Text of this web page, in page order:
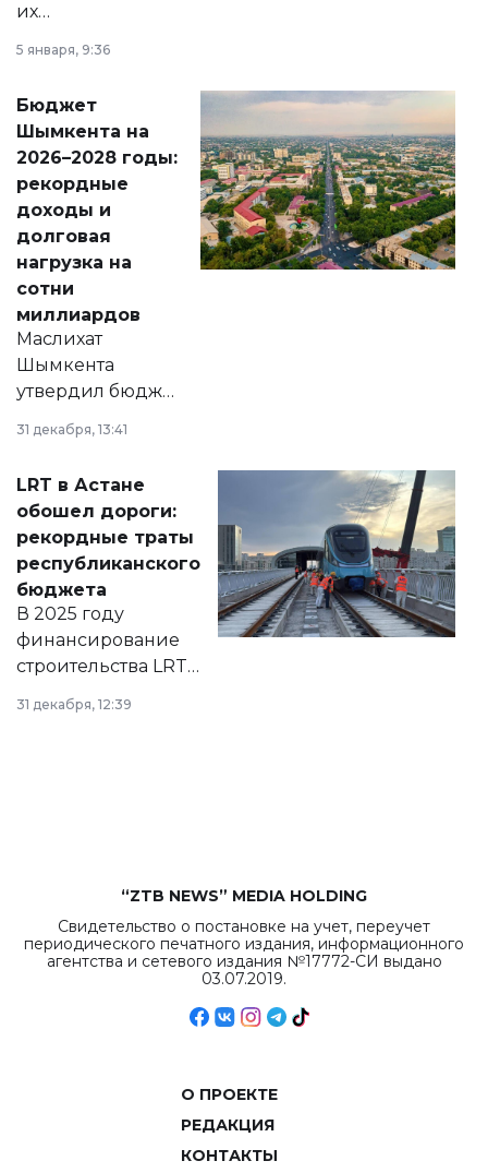
их
принести
народу
Венесуэлы.
5 января, 9:36
Бюджет
Шымкента на
2026–2028 годы:
рекордные
доходы и
долговая
нагрузка на
сотни
миллиардов
Маслихат
Шымкента
утвердил бюджет
города на 2026–
2028 годы.
документ
появился в базе
нормативных
правовых актов и
на сайте маслихат
города.
31 декабря, 13:41
LRT в Астане
обошел дороги:
рекордные траты
республиканского
бюджета
В 2025 году
финансирование
строительства LRT
в Астане из
республиканского
31 декабря, 12:39
“ZTB NEWS” MEDIA HOLDING
Свидетельство о постановке на учет, переучет
периодического печатного издания, информационного
агентства и сетевого издания №17772-СИ выдано
03.07.2019.
О ПРОЕКТЕ
РЕДАКЦИЯ
КОНТАКТЫ